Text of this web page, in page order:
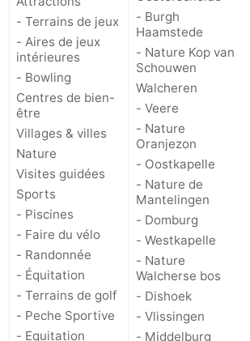
- Terrains de jeux
- Aires de jeux
intérieures
- Bowling
Centres de bien-
être
Villages & villes
Nature
Visites guidées
Sports
- Piscines
- Faire du vélo
- Randonnée
- Équitation
- Terrains de golf
- Peche Sportive
- Equitation
- Burgh
Haamstede
- Nature Kop van
Schouwen
Walcheren
- Veere
- Nature
Oranjezon
- Oostkapelle
- Nature de
Mantelingen
- Domburg
- Westkapelle
- Nature
Walcherse bos
- Dishoek
- Vlissingen
- Middelburg